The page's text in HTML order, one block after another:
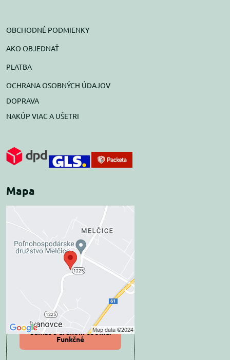
OBCHODNÉ PODMIENKY
AKO OBJEDNAŤ
PLATBA
OCHRANA OSOBNÝCH ÚDAJOV
DOPRAVA
NAKÚP VIAC A UŠETRI
Mapa
Externý obsah je
blokovaný Voľbami
súkromia
Prajete si načítať externý obsah?
Povoliť tentokrát
Povoliť a zapamätať -
súhlas s druhom cookie:
Funkčné